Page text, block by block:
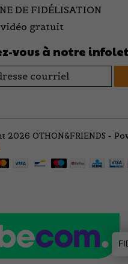
DE FIDÉLISATION
vidéo gratuit
vous à notre
2026 OTHON&FRIENDS -